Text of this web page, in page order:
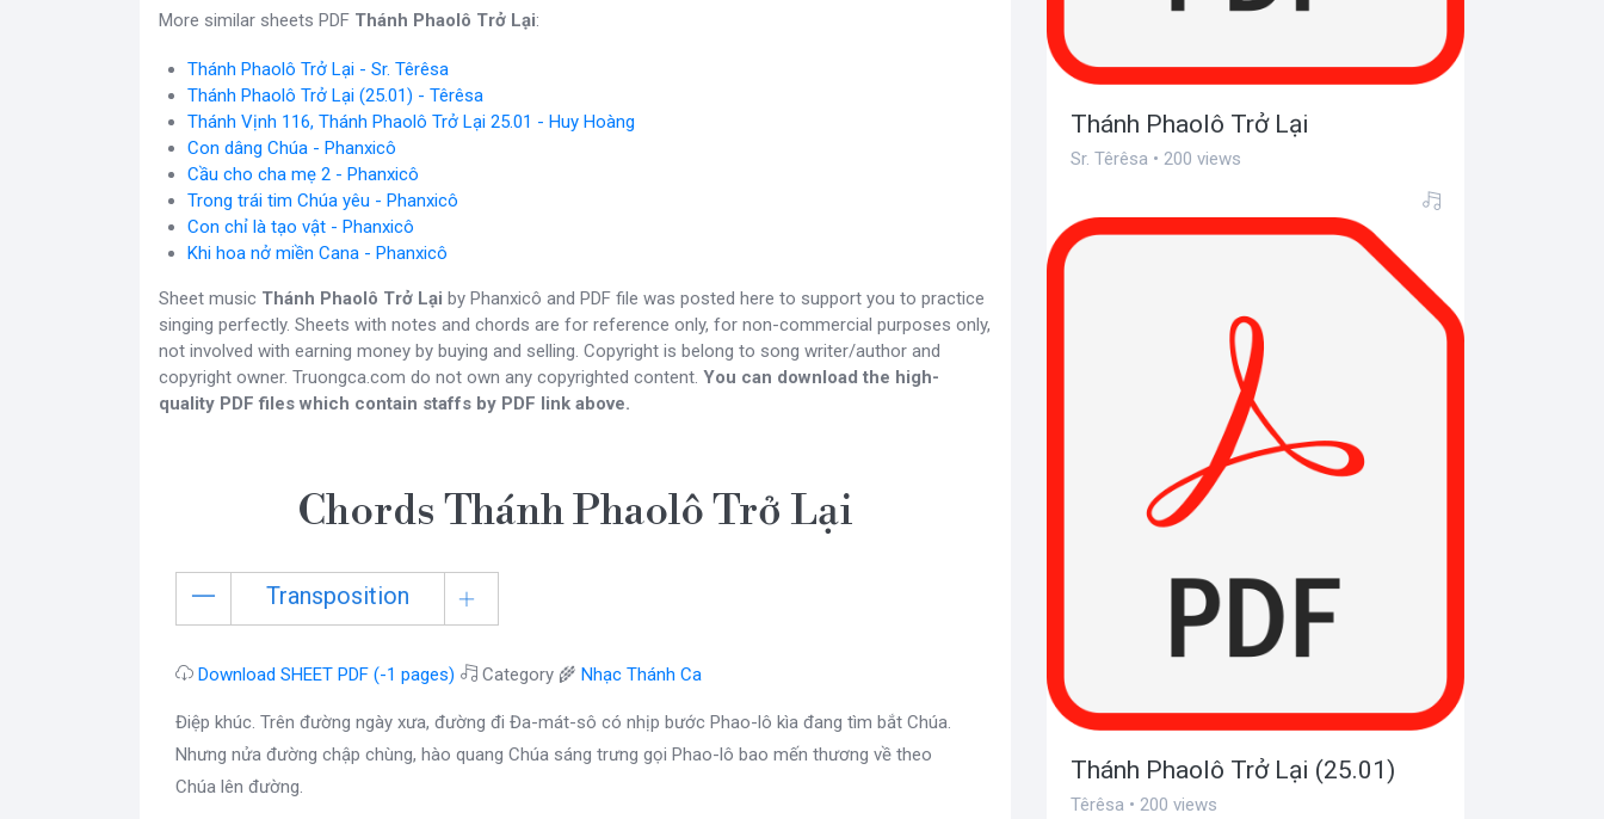
More similar sheets PDF Thánh Phaolô Trở Lại:
Thánh Phaolô Trở Lại - Sr. Têrêsa
Thánh Phaolô Trở Lại (25.01) - Têrêsa
Thánh Vịnh 116, Thánh Phaolô Trở Lại 25.01 - Huy Hoàng
Con dâng Chúa - Phanxicô
Cầu cho cha mẹ 2 - Phanxicô
Trong trái tim Chúa yêu - Phanxicô
Con chỉ là tạo vật - Phanxicô
Khi hoa nở miền Cana - Phanxicô
Sheet music Thánh Phaolô Trở Lại by Phanxicô and PDF file was posted here to support you to practice
singing perfectly. Sheets with notes and chords are for reference only, for non-commercial purposes only,
not involved with earning money by buying and selling. Copyright is belong to song writer/author and
copyright owner. Truongca.com do not own any copyrighted content. You can download the high-
quality PDF files which contain staffs by PDF link above.
Chords Thánh Phaolô Trở Lại
Transposition
Download SHEET PDF (-1 pages) Category 🌾 Nhạc Thánh Ca
Điệp khúc. Trên đường ngày xưa, đường đi Đa-mát-sô có nhịp bước Phao-lô kìa đang tìm bắt Chúa.
Nhưng nửa đường chập chùng, hào quang Chúa sáng trưng gọi Phao-lô bao mến thương về theo
Chúa lên đường.
Thánh Phaolô Trở Lại
Sr. Têrêsa • 200 views
Thánh Phaolô Trở Lại (25.01)
Têrêsa • 200 views